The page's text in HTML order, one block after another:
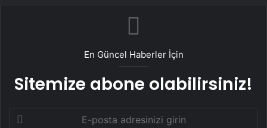
En Güncel Haberler İçin
Sitemize abone olabilirsiniz!
posta